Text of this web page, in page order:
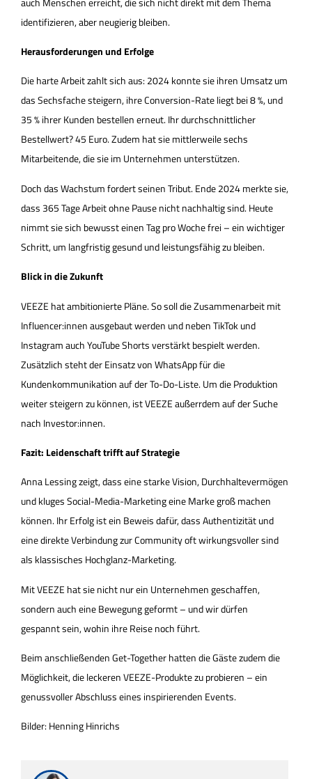
identifizieren, aber neugierig bleiben.
Herausforderungen und Erfolge
Die harte Arbeit zahlt sich aus: 2024 konnte sie ihren Umsatz um
das Sechsfache steigern, ihre Conversion-Rate liegt bei 8 %, und
35 % ihrer Kunden bestellen erneut. Ihr durchschnittlicher
Bestellwert? 45 Euro. Zudem hat sie mittlerweile sechs
Mitarbeitende, die sie im Unternehmen unterstützen.
Doch das Wachstum fordert seinen Tribut. Ende 2024 merkte sie,
dass 365 Tage Arbeit ohne Pause nicht nachhaltig sind. Heute
nimmt sie sich bewusst einen Tag pro Woche frei – ein wichtiger
Schritt, um langfristig gesund und leistungsfähig zu bleiben.
Blick in die Zukunft
VEEZE hat ambitionierte Pläne. So soll die Zusammenarbeit mit
Influencer:innen ausgebaut werden und neben TikTok und
Instagram auch YouTube Shorts verstärkt bespielt werden.
Zusätzlich steht der Einsatz von WhatsApp für die
Kundenkommunikation auf der To-Do-Liste. Um die Produktion
weiter steigern zu können, ist VEEZE außerrdem auf der Suche
nach Investor:innen.
Fazit: Leidenschaft trifft auf Strategie
Anna Lessing zeigt, dass eine starke Vision, Durchhaltevermögen
und kluges Social-Media-Marketing eine Marke groß machen
können. Ihr Erfolg ist ein Beweis dafür, dass Authentizität und
eine direkte Verbindung zur Community oft wirkungsvoller sind
als klassisches Hochglanz-Marketing.
Mit VEEZE hat sie nicht nur ein Unternehmen geschaffen,
sondern auch eine Bewegung geformt – und wir dürfen
gespannt sein, wohin ihre Reise noch führt.
Beim anschließenden Get-Together hatten die Gäste zudem die
Möglichkeit, die leckeren VEEZE-Produkte zu probieren – ein
genussvoller Abschluss eines inspirierenden Events.
Bilder: Henning Hinrichs